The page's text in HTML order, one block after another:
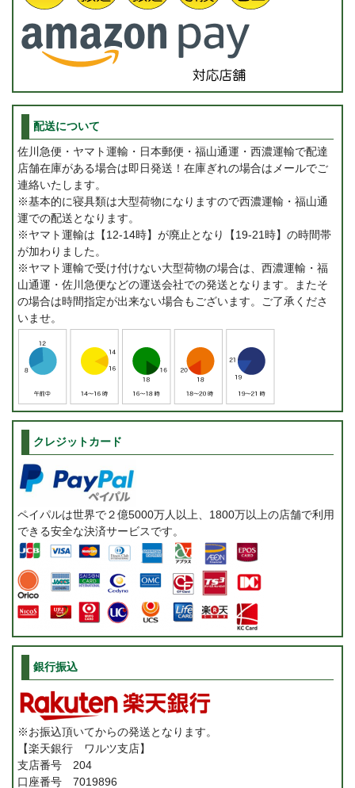
配送について
佐川急便・ヤマト運輸・日本郵便・福山通運・西濃運輸で配達
店舗在庫がある場合は即日発送！在庫ぎれの場合はメールでご
連絡いたします。
※基本的に寝具類は大型荷物になりますので西濃運輸・福山通
運での配送となります。
※ヤマト運輸は【12-14時】が廃止となり【19-21時】の時間帯
が加わりました。
※ヤマト運輸で受け付けない大型荷物の場合は、西濃運輸・福
山通運・佐川急便などの運送会社での発送となります。またそ
の場合は時間指定が出来ない場合もございます。ご了承くださ
いませ。
クレジットカード
ペイパルは世界で２億5000万人以上、1800万以上の店舗で利用
できる安全な決済サービスです。
銀行振込
※お振込頂いてからの発送となります。
【楽天銀行 ワルツ支店】
支店番号 204
口座番号 7019896